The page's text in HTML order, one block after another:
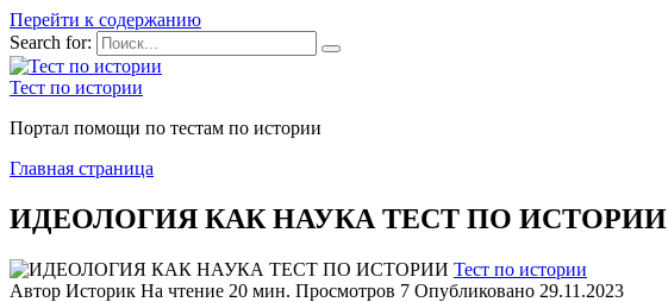
Перейти к содержанию
Search for:
Тест по истории
Портал помощи по тестам по истории
Главная страница
ИДЕОЛОГИЯ КАК НАУКА ТЕСТ ПО ИСТОРИИ
Тест по истории
Автор Историк На чтение 20 мин. Просмотров 7 Опубликовано 29.11.2023